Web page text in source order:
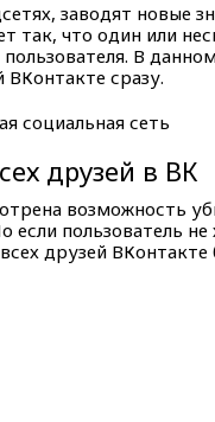
заводят новые
так, что один или
В
ВКонтакте сразу.
друзей в ВК
возможность
пользователь не
друзей